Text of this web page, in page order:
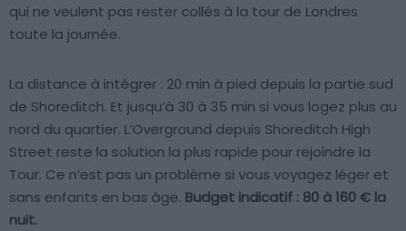
qui ne veulent pas rester collés à la tour de Londres
toute la journée.
La distance à intégrer : 20 min à pied depuis la partie sud
de Shoreditch. Et jusqu’à 30 à 35 min si vous logez plus au
nord du quartier. L’Overground depuis Shoreditch High
Street reste la solution la plus rapide pour rejoindre la
Tour. Ce n’est pas un problème si vous voyagez léger et
sans enfants en bas âge. Budget indicatif : 80 à 160 € la
nuit.